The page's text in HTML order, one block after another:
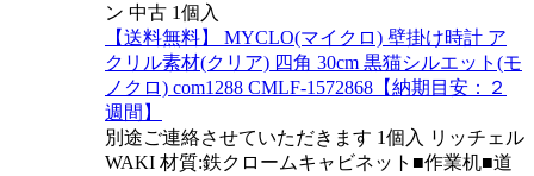
ン 中古 1個入
【送料無料】 MYCLO(マイクロ) 壁掛け時計 ア
クリル素材(クリア) 四角 30cm 黒猫シルエット(モ
ノクロ) com1288 CMLF-1572868【納期目安：２
週間】
別途ご連絡させていただきます 1個入 リッチェル
WAKI 材質:鉄クロームキャビネット■作業机■道